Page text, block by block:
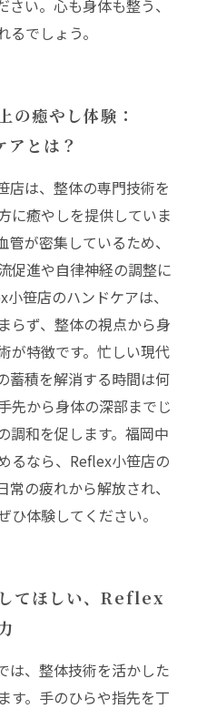
い。心も身体も整う、
でしょう。
の癒やし体験：
とは？
店は、整体の専門技術を
に癒やしを提供していま
が密集しているため、
促進や自律神経の調整に
笹店のハンドケアは、
らず、整体の視点から身
が特徴です。忙しい現代
蓄積を解消する時間は何
先から身体の深部までじ
調和を促します。福岡中
るなら、Reflex小笹店の
の疲れから解放され、
ひ体験してください。
てほしい、Reflex
は、整体技術を活かした
す。手のひらや指先を丁